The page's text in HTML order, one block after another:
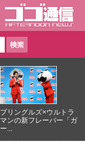
プリングルズ×ウルトラ
マンの新フレーバー「ガ
ー...